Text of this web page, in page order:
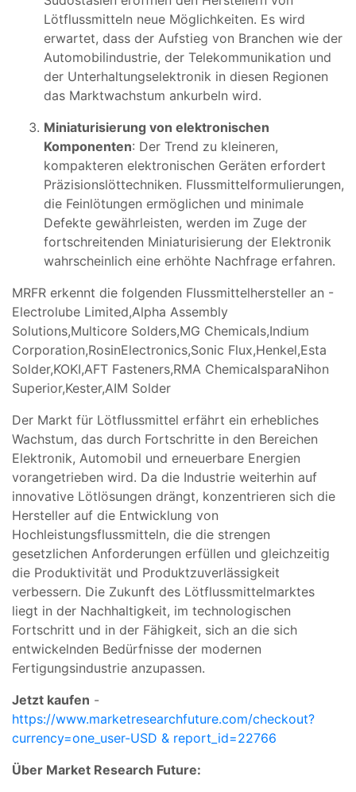
Lötflussmitteln neue Möglichkeiten. Es wird
erwartet, dass der Aufstieg von Branchen wie der
Automobilindustrie, der Telekommunikation und
der Unterhaltungselektronik in diesen Regionen
das Marktwachstum ankurbeln wird.
Miniaturisierung von elektronischen
Komponenten: Der Trend zu kleineren,
kompakteren elektronischen Geräten erfordert
Präzisionslöttechniken. Flussmittelformulierungen,
die Feinlötungen ermöglichen und minimale
Defekte gewährleisten, werden im Zuge der
fortschreitenden Miniaturisierung der Elektronik
wahrscheinlich eine erhöhte Nachfrage erfahren.
MRFR erkennt die folgenden Flussmittelhersteller an -
Electrolube Limited,Alpha Assembly
Solutions,Multicore Solders,MG Chemicals,Indium
Corporation,RosinElectronics,Sonic Flux,Henkel,Esta
Solder,KOKI,AFT Fasteners,RMA ChemicalsparaNihon
Superior,Kester,AIM Solder
Der Markt für Lötflussmittel erfährt ein erhebliches
Wachstum, das durch Fortschritte in den Bereichen
Elektronik, Automobil und erneuerbare Energien
vorangetrieben wird. Da die Industrie weiterhin auf
innovative Lötlösungen drängt, konzentrieren sich die
Hersteller auf die Entwicklung von
Hochleistungsflussmitteln, die die strengen
gesetzlichen Anforderungen erfüllen und gleichzeitig
die Produktivität und Produktzuverlässigkeit
verbessern. Die Zukunft des Lötflussmittelmarktes
liegt in der Nachhaltigkeit, im technologischen
Fortschritt und in der Fähigkeit, sich an die sich
entwickelnden Bedürfnisse der modernen
Fertigungsindustrie anzupassen.
Jetzt kaufen -
https://www.marketresearchfuture.com/checkout?
currency=one_user-USD & report_id=22766
Über Market Research Future: